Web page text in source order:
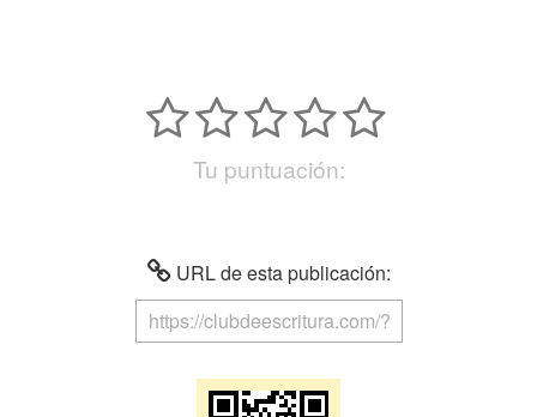
Tu puntuación:
URL de esta publicación: